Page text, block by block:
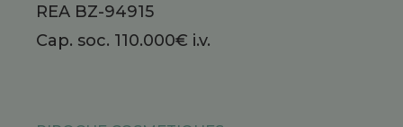
REA BZ-94915
Cap. soc. 110.000€ i.v.